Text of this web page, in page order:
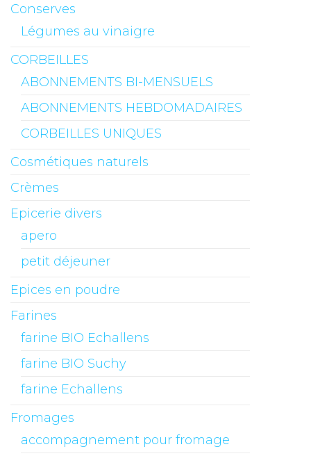
Conserves
Légumes au vinaigre
CORBEILLES
ABONNEMENTS BI-MENSUELS
ABONNEMENTS HEBDOMADAIRES
CORBEILLES UNIQUES
Cosmétiques naturels
Crèmes
Epicerie divers
apero
petit déjeuner
Epices en poudre
Farines
farine BIO Echallens
farine BIO Suchy
farine Echallens
Fromages
accompagnement pour fromage